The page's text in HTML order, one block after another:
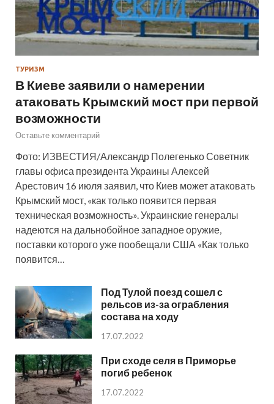
ТУРИЗМ
В Киеве заявили о намерении
атаковать Крымский мост при первой
возможности
Оставьте комментарий
Фото: ИЗВЕСТИЯ/Александр Полегенько Советник
главы офиса президента Украины Алексей
Арестович 16 июля заявил, что Киев может атаковать
Крымский мост, «как только появится первая
техническая возможность». Украинские генералы
надеются на дальнобойное западное оружие,
поставки которого уже пообещали США «Как только
появится…
Под Тулой поезд сошел с
рельсов из-за ограбления
состава на ходу
17.07.2022
При сходе селя в Приморье
погиб ребенок
17.07.2022